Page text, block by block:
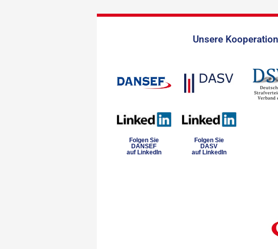
Unsere
Folgen Sie
DANSEF
auf LinkedIn
Folgen Sie
DASV
auf LinkedIn